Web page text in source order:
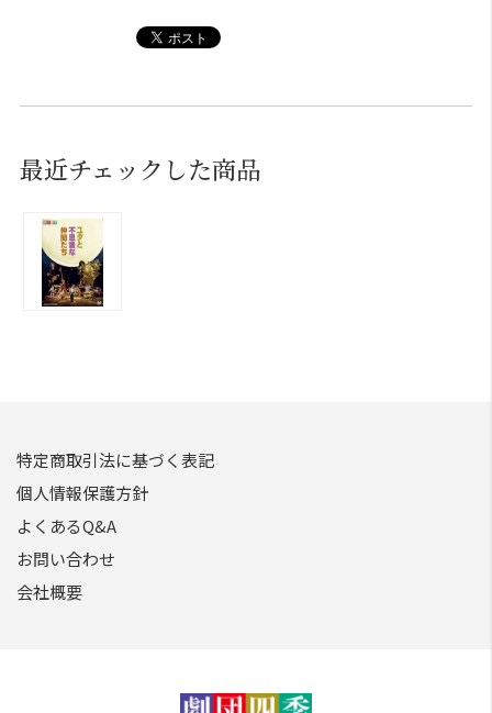
最近チェックした商品
特定商取引法に基づく表記
個人情報保護方針
よくあるQ&A
お問い合わせ
会社概要